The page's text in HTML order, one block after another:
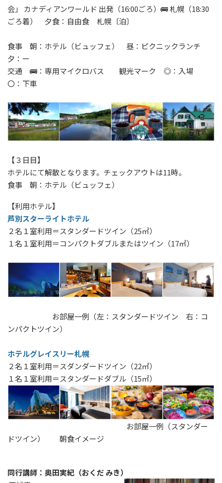
会」 カナディアンワールド 出発（16:00ごろ）🚌 札幌（18:30
ごろ着） 夕食：自由食 札幌〔泊〕
食事 朝：ホテル（ビュッフェ） 昼：ピクニックランチ
夕：ー
交通 🚌：専用マイクロバス 観光マーク ◎：入場
〇：下車
【３日目】
ホテルにて解散となります。チェックアウトは11時。
食事 朝：ホテル（ビュッフェ）
【利用ホテル】
芦別スターライトホテル
２名１室利用＝スタンダードツイン（25㎡）
１名１室利用＝コンパクトダブルまたはツイン（17㎡）
お部屋一例（左：スタンダードツイン 右：コ
ンパクトツイン）
ホテルグレイスリー札幌
２名１室利用＝スダンダードツイン（22㎡）
１名１室利用＝スタンダードダブル（15㎡）
お部屋一例（スタンダー
ドツイン） 朝食イメージ
同行講師：奥田実紀（おくだ みき）